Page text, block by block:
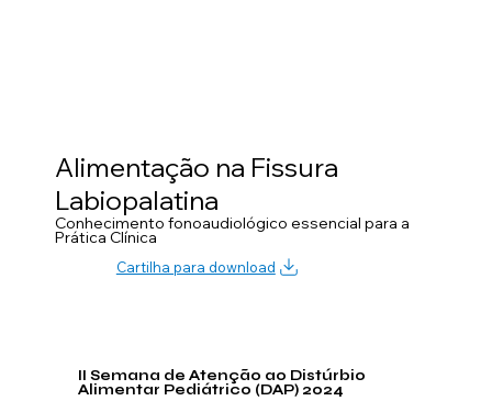
Alimentação na Fissura
Labiopalatina
Conhecimento fonoaudiológico essencial para a
Prática Clínica
Cartilha para download
II Semana de Atenção ao Distúrbio
Alimentar Pediátrico (DAP) 2024